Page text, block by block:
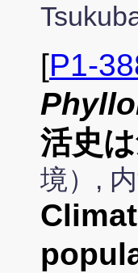
Tsukuba
[P1-
活史
境）,